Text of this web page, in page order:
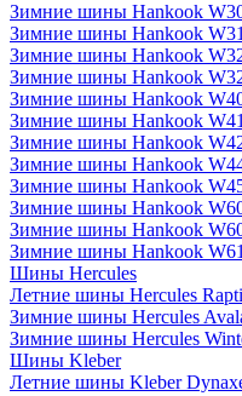
Зимние шины Hankook
Зимние шины Hankook
Зимние шины Hankook
Зимние шины Hankook
Зимние шины Hankook
Зимние шины Hankook
Зимние шины Hankook
Зимние шины Hankook
Зимние шины Hankook
Зимние шины Hankook
Зимние шины Hankook
Зимние шины Hankook
Шины Hercules
Летние шины Hercules
Зимние шины Hercules
Зимние шины Hercules
Шины Kleber
Летние шины Kleber